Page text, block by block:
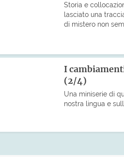
Storia e
lasciato una
di mistero non
I
(2/4)
Una miniserie di
nostra lingua e